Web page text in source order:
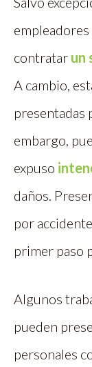
contratar un
A cambio,
presentadas
embargo,
expuso
daños.
por
primer paso
Algunos
pueden
personales